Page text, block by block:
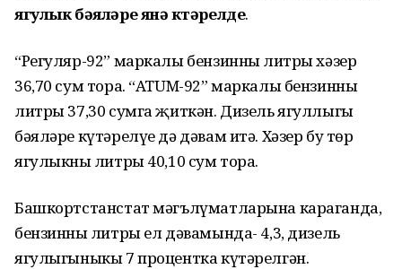
ягулык бәяләре янә күтәрелде.
“Регуляр-92” маркалы бензинның литры хәзер
36,70 сум тора. “ATUM-92” маркалы бензинның
литры 37,30 сумга җиткән. Дизель ягуллыгы
бәяләре күтәрелүе дә дәвам итә. Хәзер бу төр
ягулыкның литры 40,10 сум тора.
Башкортстанстат мәгълүматларына караганда,
бензинның литры ел дәвамында- 4,3, дизель
ягулыгыныкы 7 процентка күтәрелгән.